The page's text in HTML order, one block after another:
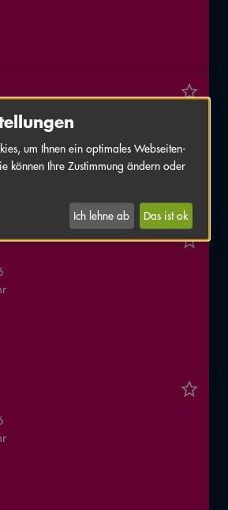
um Ihnen ein optimales Webseiten-
können Ihre Zustimmung ändern oder
Ich lehne ab Das ist ok